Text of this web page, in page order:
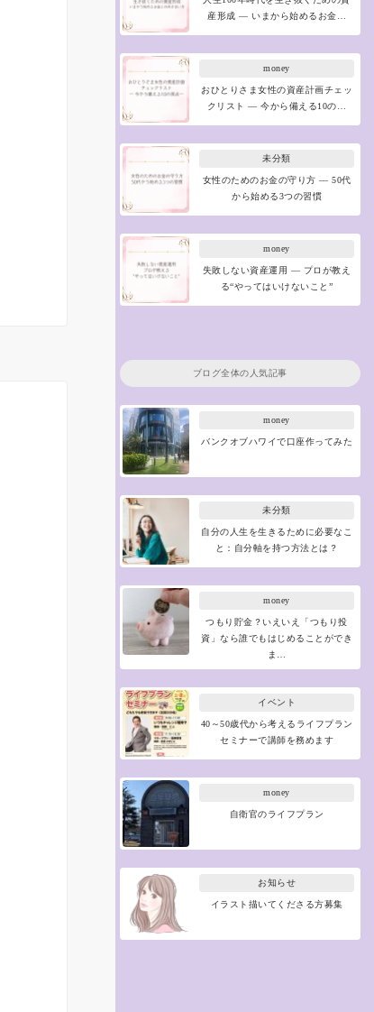
産形成 ― いまから始めるお金…
money
おひとりさま女性の資産計画チェッ
クリスト ― 今から備える10の…
未分類
女性のためのお金の守り方 ― 50代
から始める3つの習慣
money
失敗しない資産運用 ― プロが教え
る“やってはいけないこと”
ブログ全体の人気記事
money
バンクオブハワイで口座作ってみた
未分類
自分の人生を生きるために必要なこ
と：自分軸を持つ方法とは？
money
つもり貯金？いえいえ「つもり投
資」なら誰でもはじめることができ
ま…
イベント
40～50歳代から考えるライフプラン
セミナーで講師を務めます
money
自衛官のライフプラン
お知らせ
イラスト描いてくださる方募集